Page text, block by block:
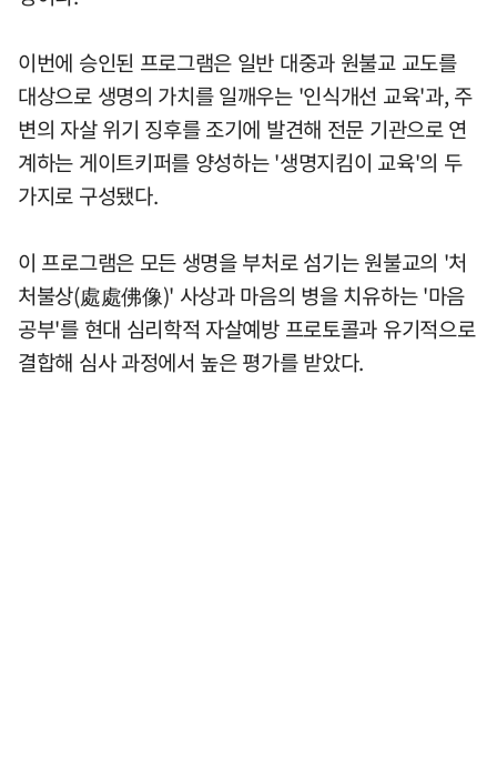
이번에 승인된 프로그램은 일반 대중과 원불교 교도를
대상으로 생명의 가치를 일깨우는 '인식개선 교육'과, 주
변의 자살 위기 징후를 조기에 발견해 전문 기관으로 연
계하는 게이트키퍼를 양성하는 '생명지킴이 교육'의 두
가지로 구성됐다.
이 프로그램은 모든 생명을 부처로 섬기는 원불교의 '처
처불상(處處佛像)' 사상과 마음의 병을 치유하는 '마음
공부'를 현대 심리학적 자살예방 프로토콜과 유기적으로
결합해 심사 과정에서 높은 평가를 받았다.